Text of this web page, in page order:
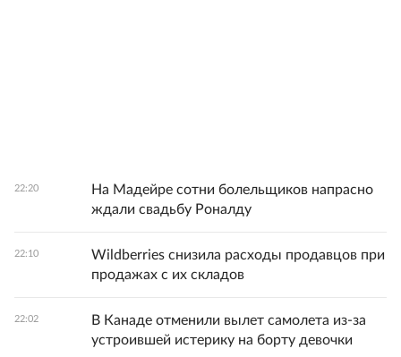
22:20
На Мадейре сотни болельщиков напрасно
ждали свадьбу Роналду
22:10
Wildberries снизила расходы продавцов при
продажах с их складов
22:02
В Канаде отменили вылет самолета из-за
устроившей истерику на борту девочки